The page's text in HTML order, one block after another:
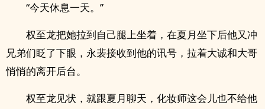
“今天休息一天。”
权至龙把她拉到自己腿上坐着，在夏月坐下后他又冲
兄弟们眨了下眼，永裴接收到他的讯号，拉着大诚和大哥
悄悄的离开后台。
权至龙见状，就跟夏月聊天，化妆师这会儿也不给他